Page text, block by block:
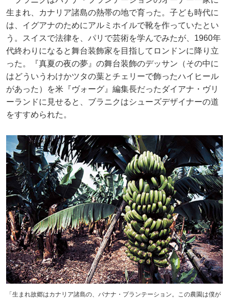
生まれ、カナリア諸島の熱帯の地で育った。子ども時代に
は、イグアナのためにアルミホイルで靴を作っていたとい
う。スイスで法律を、パリで芸術を学んでみたが、1960年
代終わりになると舞台装飾家を目指してロンドンに降り立
った。『真夏の夜の夢』の舞台装飾のデッサン（その中に
はどういうわけかツタの葉とチェリーで飾ったハイヒール
があった）を米『ヴォーグ』編集長だったダイアナ・ヴリ
ーランドに見せると、ブラニクはシューズデザイナーの道
をすすめられた。
「生まれ故郷はカナリア諸島の、バナナ・プランテーション。この農園は僕が